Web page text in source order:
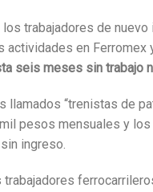
trabajadores de nuevo
actividades en Ferromex
seis meses sin trabajo
llamados “trenistas de
pesos mensuales y
ingreso.
trabajadores